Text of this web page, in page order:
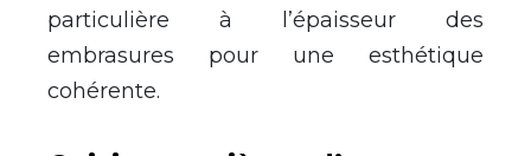
particulière à l’épaisseur des
embrasures pour une esthétique
cohérente.